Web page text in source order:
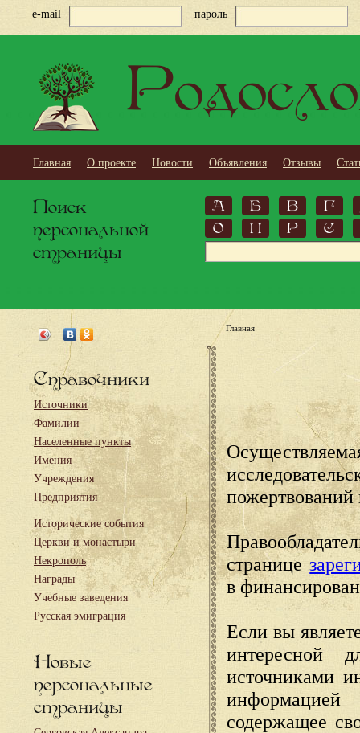
e-mail пароль
Главная О проекте Новости Объявления Отзывы
Поиск
персональной
страницы
А Б В
Г
О
П Р С
Справочники
Источники
Фамилии
Населенные пункты
Имения
Учреждения
Предприятия
Исторические события
Церкви и монастыри
Некрополь
Награды
Учебные заведения
Русская эмиграция
Новые
персональные
страницы
Главная
пожертвований
странице
в
Если вы
интересной
источниками
содержащее